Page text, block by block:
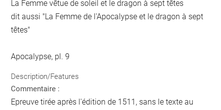
La Femme vêtue de soleil et le dragon à sept têtes
dit aussi "La Femme de l'Apocalypse et le dragon à sept
têtes"
Apocalypse, pl. 9
Description/Features
Commentaire :
Epreuve tirée après l'édition de 1511, sans le texte au